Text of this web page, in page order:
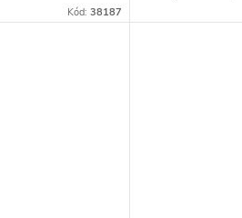
Kód:38187